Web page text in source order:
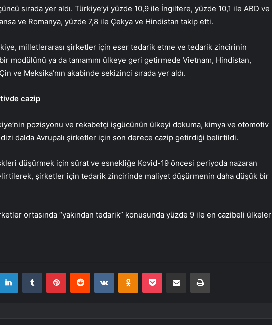
sırada yer aldı. Türkiye’yi yüzde 10,9 ile İngiltere, yüzde 10,1 ile ABD ve
ve Romanya, yüzde 7,8 ile Çekya ve Hindistan takip etti.
milletlerarası şirketler için eser tedarik etme ve tedarik zincirinin
modülünü ya da tamamını ülkeye geri getirmede Vietnam, Hindistan,
ve Meksika’nın akabinde sekizinci sırada yer aldı.
cazip
pozisyonu ve rekabetçi işgücünün ülkeyi dokuma, kimya ve otomotiv
dalda Avrupalı şirketler için son derece cazip getirdiği belirtildi.
düşürmek için sürat ve esnekliğe Kovid-19 öncesi periyoda nazaran
şirketler için tedarik zincirinde maliyet düşürmenin daha düşük bir
ortasında “yakından tedarik” konusunda yüzde 9 ile en cazibeli ülkeler
LinkedInTumblr PinterestReddit VKontakteOdnoklassniki
Pocket E-Posta ile paylaş Yazdır